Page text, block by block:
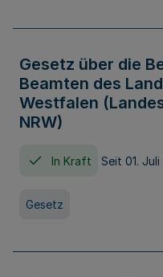
Gesetz über die
Beamten des
Westfalen
NRW)
In Kraft Seit 01. Juli
Gesetz